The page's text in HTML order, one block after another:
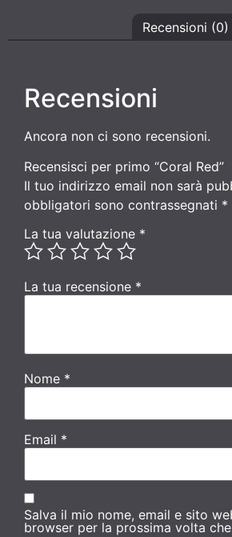
Recensioni (0)
Recensioni
Ancora non ci sono recensioni.
Recensisci per primo “Coral Red”
Il tuo indirizzo email non sarà
obbligatori sono contrassegnati *
La tua valutazione *
La tua recensione *
Nome *
Email *
Salva il mio nome, email e sito
browser per la prossima volta